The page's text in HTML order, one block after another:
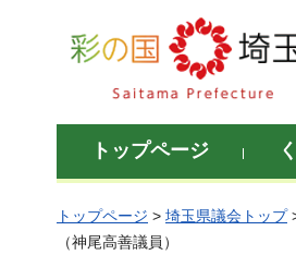
彩の国 埼玉県
トップページ
トップページ > 埼玉県議会トップ
（神尾高善議員）